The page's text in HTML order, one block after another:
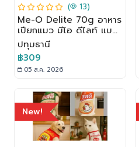
( 13)
Me-O Delite 70g อาหาร
เปียกแมว มีโอ ดีไลท์ แบบ
ซอง 12/48ซอง รสอร่อย
Petus Kingkaew
ปทุมธานี
฿309
05 ส.ค. 2026
New!